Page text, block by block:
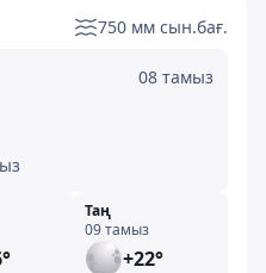
750 мм сын.бағ.
08 тамыз
Таң
09 тамыз
+22°